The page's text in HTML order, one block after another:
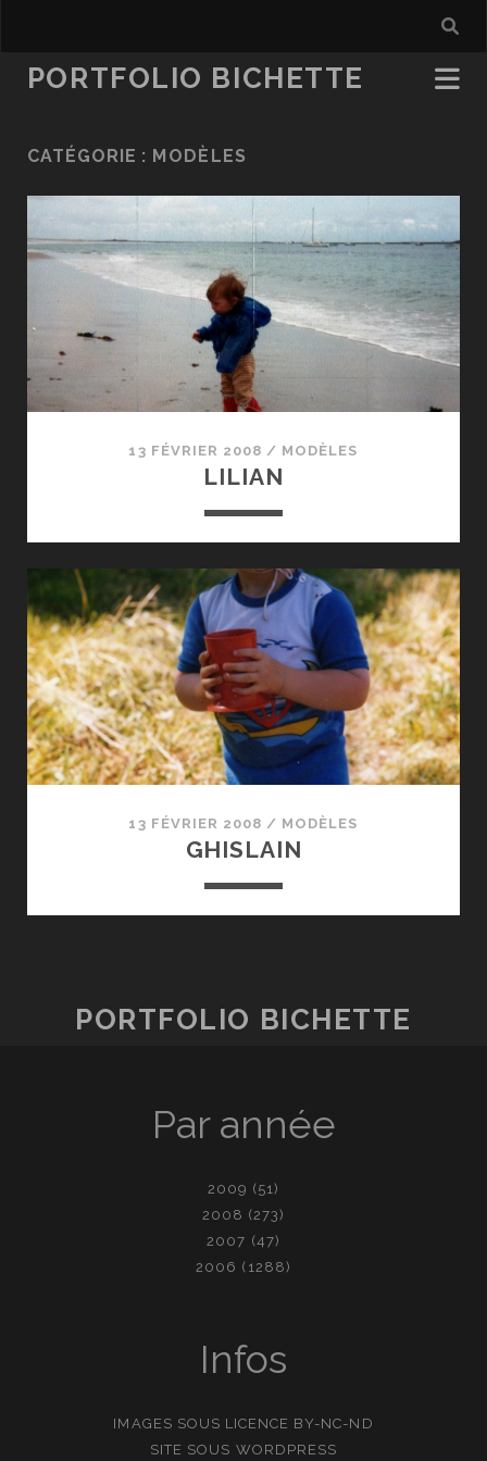
PORTFOLIO BICHETTE
CATÉGORIE : MODÈLES
13 FÉVRIER 2008 / MODÈLES
LILIAN
13 FÉVRIER 2008 / MODÈLES
GHISLAIN
PORTFOLIO BICHETTE
Par année
2009 (51)
2008 (273)
2007 (47)
2006 (1288)
Infos
IMAGES SOUS LICENCE BY-NC-ND
SITE SOUS WORDPRESS